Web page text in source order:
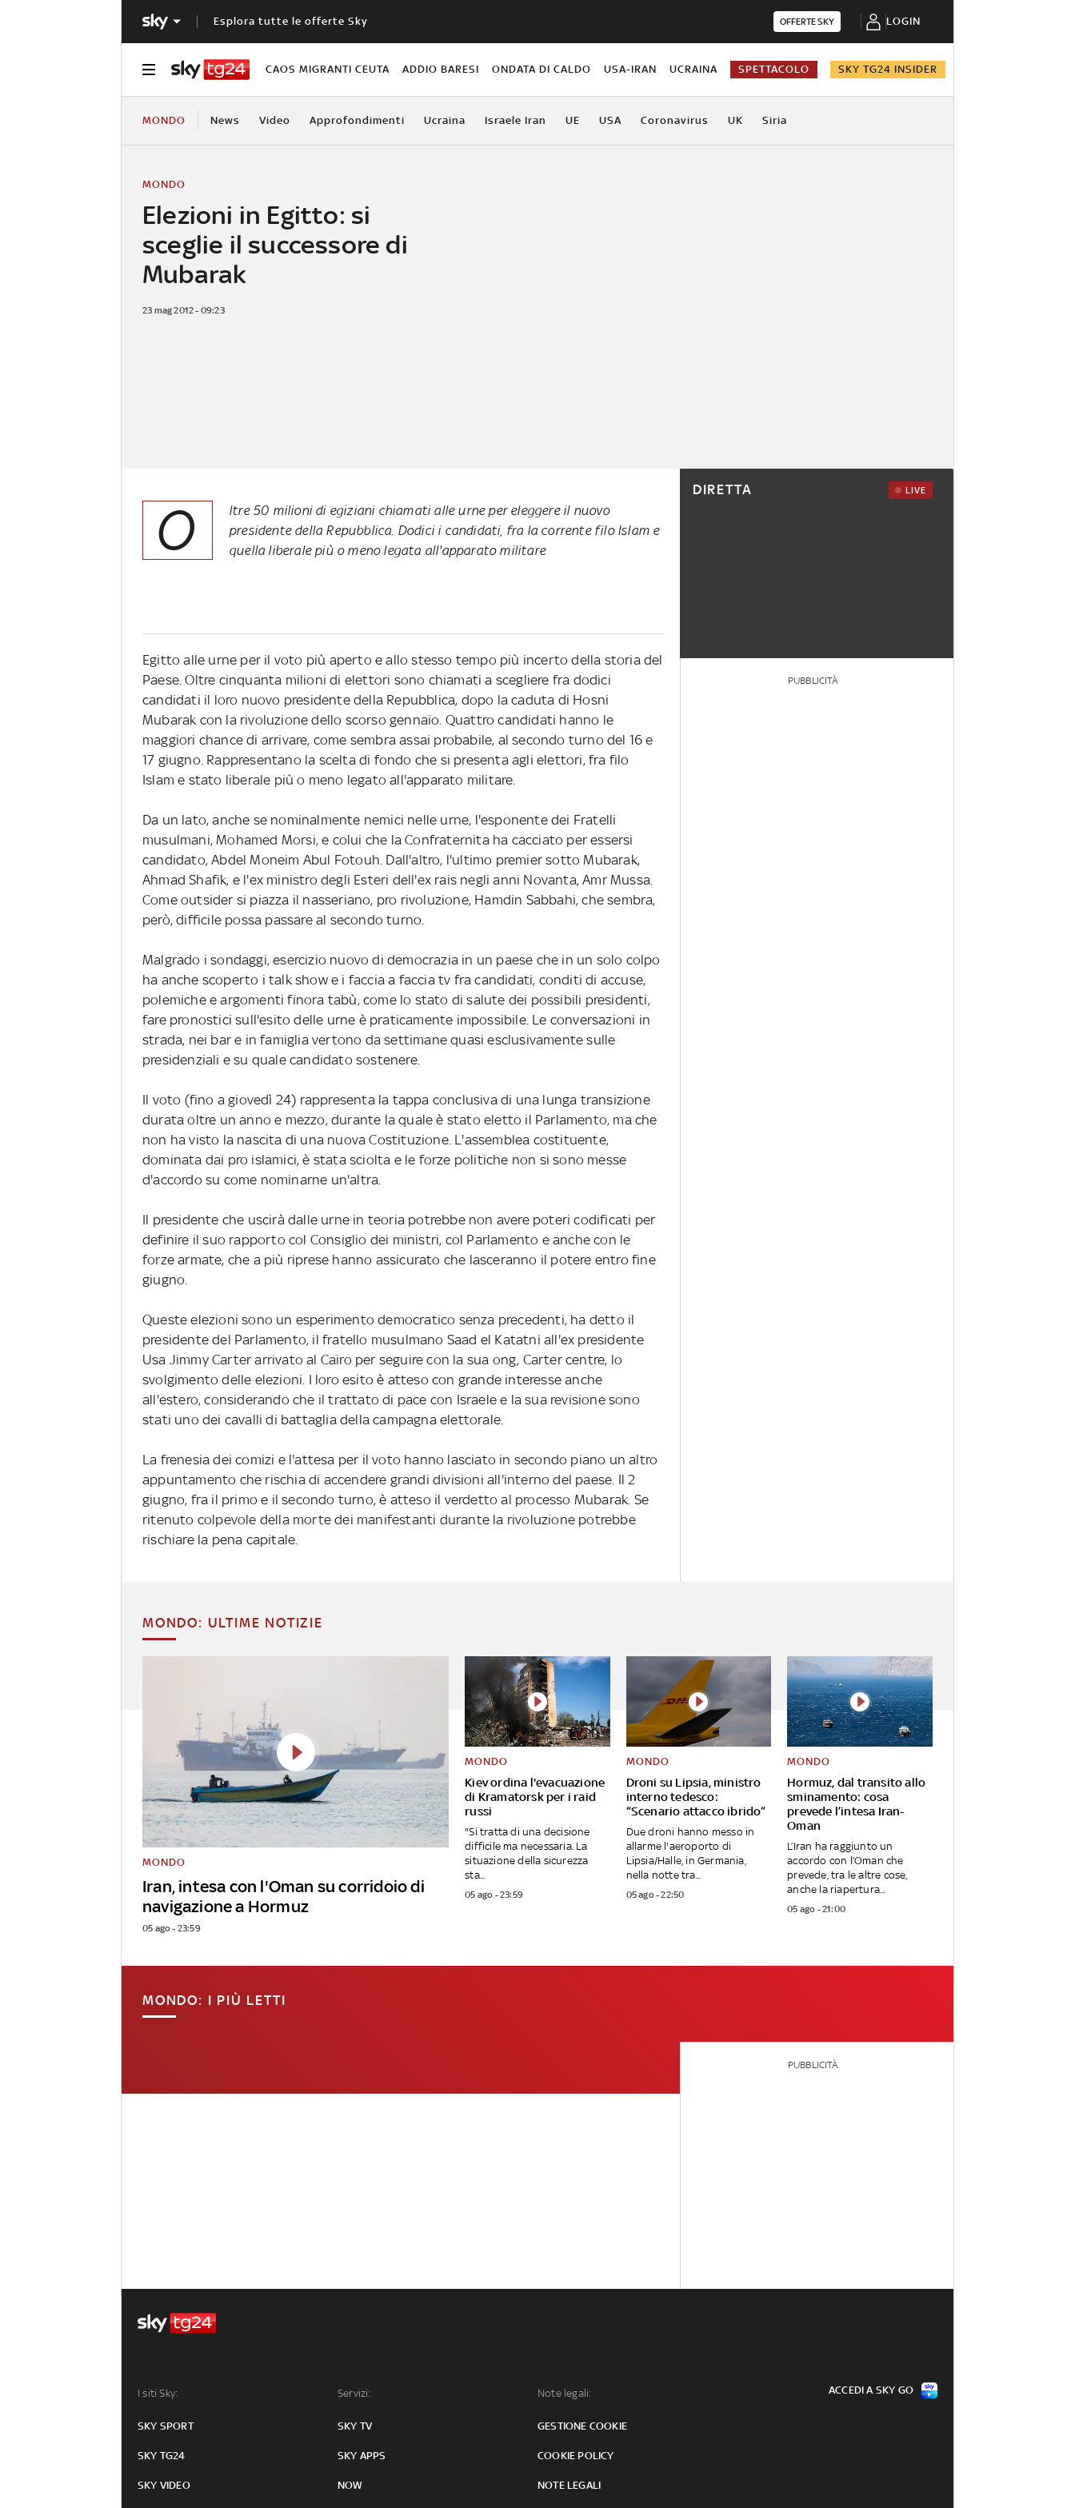
Esplora tutte le offerte Sky OFFERTE SKY LOGIN
CAOS MIGRANTI CEUTA ADDIO BARESI ONDATA DI CALDO USA-IRAN UCRAINA SPETTACOLO SKY TG24 INSIDER
MONDO News Video Approfondimenti Ucraina Israele Iran UE USA Coronavirus UK Siria
Elezioni in Egitto: si
sceglie il successore di
Mubarak
MONDO
23 mag 2012 - 09:23
O
ltre 50 milioni di egiziani chiamati alle urne per eleggere il nuovo
presidente della Repubblica. Dodici i candidati, fra la corrente filo Islam e
quella liberale più o meno legata all'apparato militare
Egitto alle urne per il voto più aperto e allo stesso tempo più incerto della storia del
Paese. Oltre cinquanta milioni di elettori sono chiamati a scegliere fra dodici
candidati il loro nuovo presidente della Repubblica, dopo la caduta di Hosni
Mubarak con la rivoluzione dello scorso gennaio. Quattro candidati hanno le
maggiori chance di arrivare, come sembra assai probabile, al secondo turno del 16 e
17 giugno. Rappresentano la scelta di fondo che si presenta agli elettori, fra filo
Islam e stato liberale più o meno legato all'apparato militare.
Da un lato, anche se nominalmente nemici nelle urne, l'esponente dei Fratelli
musulmani, Mohamed Morsi, e colui che la Confraternita ha cacciato per essersi
candidato, Abdel Moneim Abul Fotouh. Dall'altro, l'ultimo premier sotto Mubarak,
Ahmad Shafik, e l'ex ministro degli Esteri dell'ex rais negli anni Novanta, Amr Mussa.
Come outsider si piazza il nasseriano, pro rivoluzione, Hamdin Sabbahi, che sembra,
però, difficile possa passare al secondo turno.
Malgrado i sondaggi, esercizio nuovo di democrazia in un paese che in un solo colpo
ha anche scoperto i talk show e i faccia a faccia tv fra candidati, conditi di accuse,
polemiche e argomenti finora tabù, come lo stato di salute dei possibili presidenti,
fare pronostici sull'esito delle urne è praticamente impossibile. Le conversazioni in
strada, nei bar e in famiglia vertono da settimane quasi esclusivamente sulle
presidenziali e su quale candidato sostenere.
Il voto (fino a giovedì 24) rappresenta la tappa conclusiva di una lunga transizione
durata oltre un anno e mezzo, durante la quale è stato eletto il Parlamento, ma che
non ha visto la nascita di una nuova Costituzione. L'assemblea costituente,
dominata dai pro islamici, è stata sciolta e le forze politiche non si sono messe
d'accordo su come nominarne un'altra.
Il presidente che uscirà dalle urne in teoria potrebbe non avere poteri codificati per
definire il suo rapporto col Consiglio dei ministri, col Parlamento e anche con le
forze armate, che a più riprese hanno assicurato che lasceranno il potere entro fine
giugno.
Queste elezioni sono un esperimento democratico senza precedenti, ha detto il
presidente del Parlamento, il fratello musulmano Saad el Katatni all'ex presidente
Usa Jimmy Carter arrivato al Cairo per seguire con la sua ong, Carter centre, lo
svolgimento delle elezioni. I loro esito è atteso con grande interesse anche
all'estero, considerando che il trattato di pace con Israele e la sua revisione sono
stati uno dei cavalli di battaglia della campagna elettorale.
La frenesia dei comizi e l'attesa per il voto hanno lasciato in secondo piano un altro
appuntamento che rischia di accendere grandi divisioni all'interno del paese. Il 2
giugno, fra il primo e il secondo turno, è atteso il verdetto al processo Mubarak. Se
ritenuto colpevole della morte dei manifestanti durante la rivoluzione potrebbe
rischiare la pena capitale.
DIRETTA LIVE
PUBBLICITÀ
MONDO: ULTIME NOTIZIE
Iran, intesa con l'Oman su corridoio di
navigazione a Hormuz
MONDO
05 ago - 23:59
Kiev ordina l'evacuazione
di Kramatorsk per i raid
russi
MONDO
"Si tratta di una decisione
difficile ma necessaria. La
situazione della sicurezza
sta...
05 ago - 23:59
Droni su Lipsia, ministro
interno tedesco:
“Scenario attacco ibrido”
MONDO
Due droni hanno messo in
allarme l'aeroporto di
Lipsia/Halle, in Germania,
nella notte tra...
05 ago - 22:50
Hormuz, dal transito allo
sminamento: cosa
prevede l’intesa Iran-
Oman
MONDO
L’Iran ha raggiunto un
accordo con l’Oman che
prevede, tra le altre cose,
anche la riapertura...
05 ago - 21:00
MONDO: I PIÙ LETTI
PUBBLICITÀ
I siti Sky:
SKY SPORT
SKY TG24
SKY VIDEO
Servizi:
SKY TV
SKY APPS
NOW
Note legali:
GESTIONE COOKIE
COOKIE POLICY
NOTE LEGALI
ACCEDI A SKY GO